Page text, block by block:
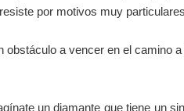
por motivos muy
obstáculo a vencer en el camino
un diamante que tiene un